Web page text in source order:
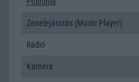
Zenelejátszás (Music Player)
Rádió
Kamera